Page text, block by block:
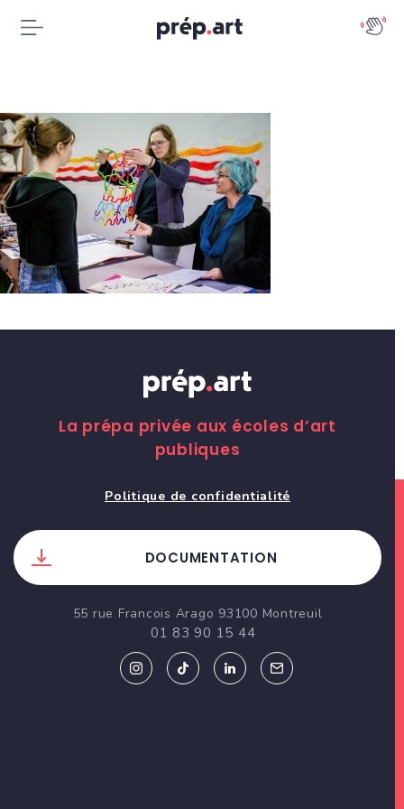
La prépa privée aux écoles d’art
publiques
Politique de confidentialité
DOCUMENTATION
55 rue Francois Arago 93100 Montreuil
01 83 90 15 44